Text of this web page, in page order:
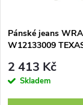
p
r
s
p
r
Pánské jeans
W12133009
2 413 Kč
Skladem